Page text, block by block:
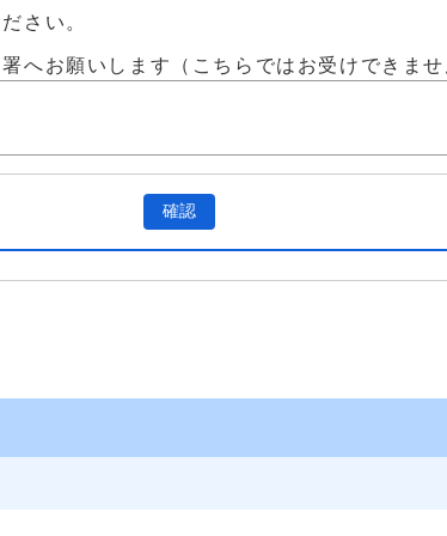
さい。
へお願いします（こちらではお受けできま
確認